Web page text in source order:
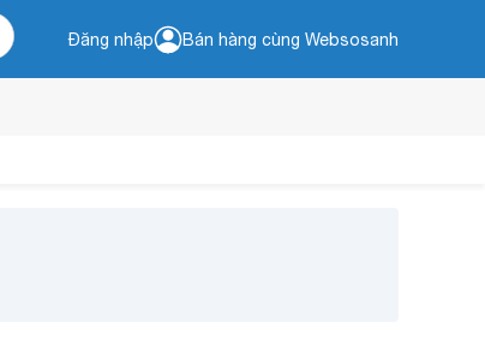
Đăng nhập Bán hàng cùng Websosanh